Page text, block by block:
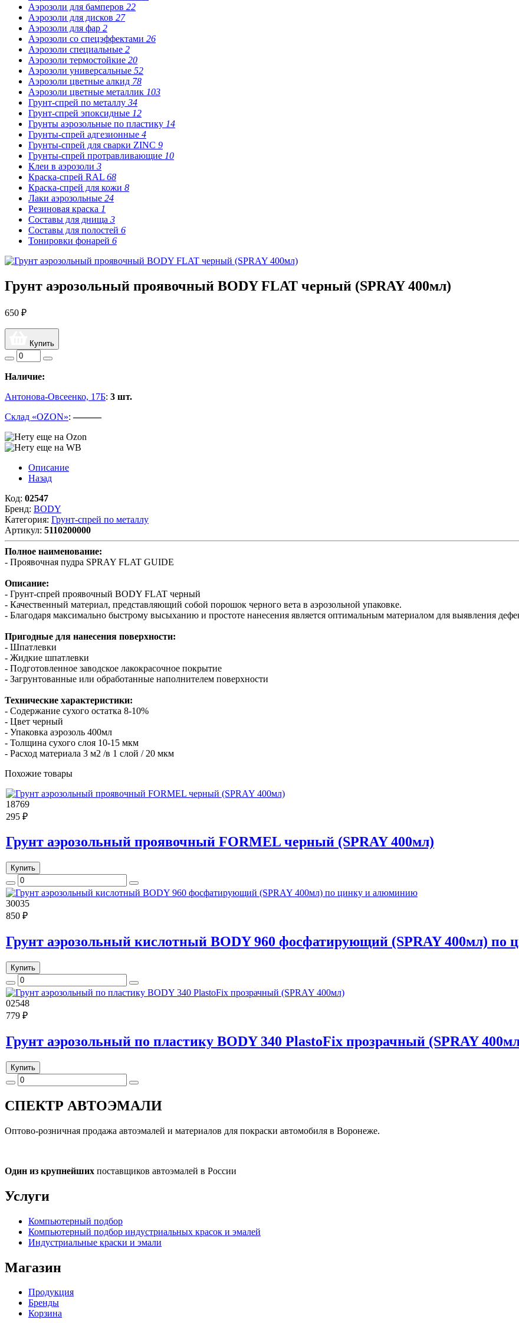
Аэрозоли для бамперов 22
Аэрозоли для дисков 27
Аэрозоли для фар 2
Аэрозоли со спецэффектами 26
Аэрозоли специальные 2
Аэрозоли термостойкие 20
Аэрозоли универсальные 52
Аэрозоли цветные алкид 78
Аэрозоли цветные металлик 103
Грунт-спрей по металлу 34
Грунт-спрей эпоксидные 12
Грунты аэрозольные по пластику 14
Грунты-спрей адгезионные 4
Грунты-спрей для сварки ZINC 9
Грунты-спрей протравливающие 10
Клеи в аэрозоли 3
Краска-спрей RAL 68
Краска-спрей для кожи 8
Лаки аэрозольные 24
Резиновая краска 1
Составы для днища 3
Составы для полостей 6
Тонировки фонарей 6
Грунт аэрозольный проявочный BODY FLAT черный (SPRAY 400мл)
650 ₽
Купить
Наличие:
Антонова-Овсеенко, 17Б: 3 шт.
Склад «OZON»:———
Описание
Назад
Код: 02547
Бренд: BODY
Категория: Грунт-спрей по металлу
Артикул: 5110200000
Полное наименование:
- Проявочная пудра SPRAY FLAT GUIDE
Описание:
- Грунт-спрей проявочный BODY FLAT черный
- Качественный материал, представляющий собой порошок черного вета в аэрозольной упаковке.
- Благодаря максимально быстрому высыханию и простоте нанесения является оптимальным материалом для выявления
Пригодные для нанесения поверхности:
- Шпатлевки
- Жидкие шпатлевки
- Подготовленное заводское лакокрасочное покрытие
- Загрунтованные или обработанные наполнителем поверхности
Технические характеристики:
- Содержание сухого остатка 8-10%
- Цвет черный
- Упаковка аэрозоль 400мл
- Толщина сухого слоя 10-15 мкм
- Расход материала 3 м2 /в 1 слой / 20 мкм
Похожие товары
18769
295 ₽
Грунт аэрозольный проявочный FORMEL черный (SPRAY 400мл)
Купить
30035
850 ₽
Грунт аэрозольный кислотный BODY 960 фосфатирующий (SPRAY 400мл)
Купить
02548
779 ₽
Грунт аэрозольный по пластику BODY 340 PlastoFix прозрачный (SPRAY
Купить
СПЕКТР АВТОЭМАЛИ
Оптово-розничная продажа автоэмалей и материалов для покраски автомобиля в Воронеже.
Один из крупнейших поставщиков автоэмалей в России
Услуги
Компьютерный подбор
Компьютерный подбор индустриальных красок и эмалей
Индустриальные краски и эмали
Магазин
Продукция
Бренды
Корзина